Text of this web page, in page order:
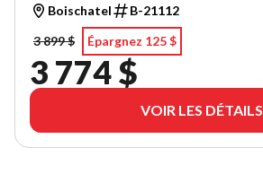
Boischatel
B-21112
3 899 $
Épargnez 125 $
3 774 $
VOIR LES DÉTAILS